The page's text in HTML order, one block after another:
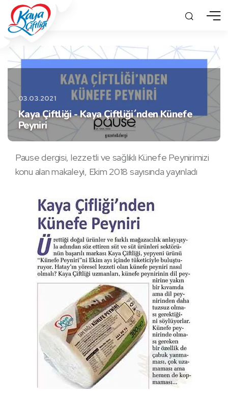
03.03.2021
Kaya Çiftliği - Kaya Çiftliği´nden Künefe
Peyniri
Pause dergisi, lezzetli ve sağlıklı Künefe Peynirimizi
konu alan makaleyi, Ekim 2018 sayısında yayınladı